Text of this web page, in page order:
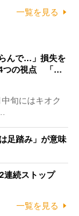
一覧を見る
んで…」損失を
4つの視点 「…
旬にはキオク
足踏み」が意味
連続ストップ
一覧を見る